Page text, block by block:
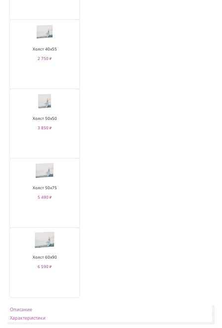
Холст 40х55
2 750 ₽
Холст 50х50
3 850 ₽
Холст 50х75
5 490 ₽
Холст 60х90
6 590 ₽
Описание
Характеристики